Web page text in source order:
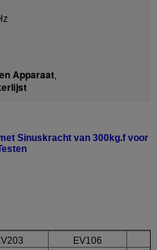
Apparaat,
Sinuskracht van 300kg.f voor
EV106